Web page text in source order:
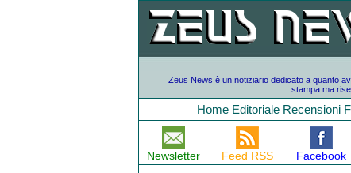
Zeus News è un notiziario dedicato a quanto
stampa ma
Home Editoriale Recensioni
Newsletter Feed RSS Facebook